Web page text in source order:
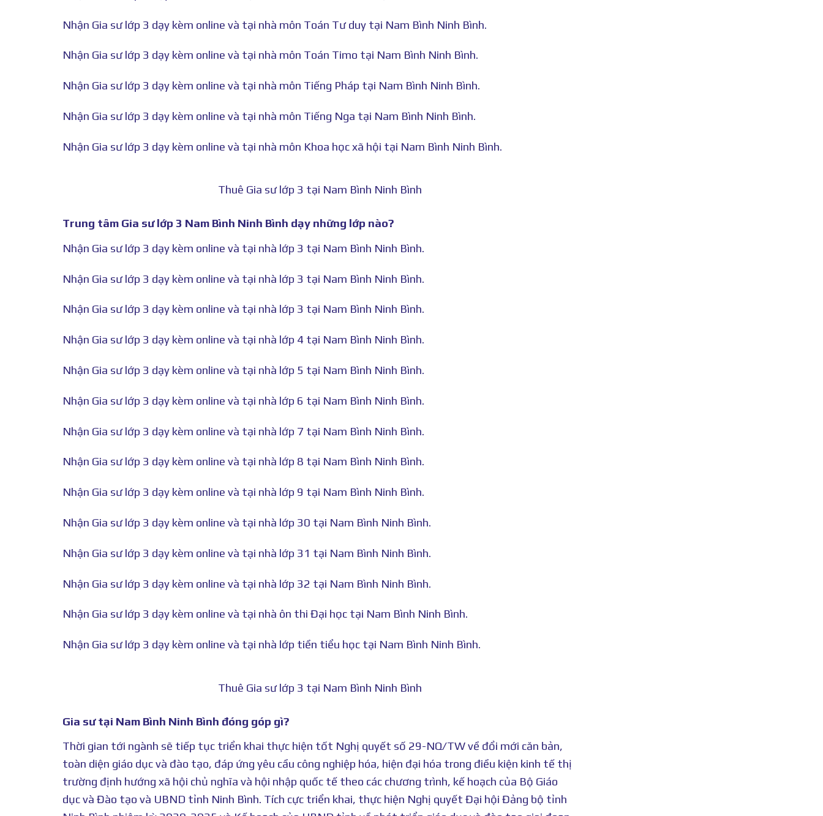
Nhận Gia sư lớp 3 dạy kèm online và tại nhà môn Toán Tư duy tại Nam Bình Ninh Bình.
Nhận Gia sư lớp 3 dạy kèm online và tại nhà môn Toán Timo tại Nam Bình Ninh Bình.
Nhận Gia sư lớp 3 dạy kèm online và tại nhà môn Tiếng Pháp tại Nam Bình Ninh Bình.
Nhận Gia sư lớp 3 dạy kèm online và tại nhà môn Tiếng Nga tại Nam Bình Ninh Bình.
Nhận Gia sư lớp 3 dạy kèm online và tại nhà môn Khoa học xã hội tại Nam Bình Ninh Bình.
Thuê Gia sư lớp 3 tại Nam Bình Ninh Bình
Trung tâm Gia sư lớp 3 Nam Bình Ninh Bình dạy những lớp nào?
Nhận Gia sư lớp 3 dạy kèm online và tại nhà lớp 3 tại Nam Bình Ninh Bình.
Nhận Gia sư lớp 3 dạy kèm online và tại nhà lớp 3 tại Nam Bình Ninh Bình.
Nhận Gia sư lớp 3 dạy kèm online và tại nhà lớp 3 tại Nam Bình Ninh Bình.
Nhận Gia sư lớp 3 dạy kèm online và tại nhà lớp 4 tại Nam Bình Ninh Bình.
Nhận Gia sư lớp 3 dạy kèm online và tại nhà lớp 5 tại Nam Bình Ninh Bình.
Nhận Gia sư lớp 3 dạy kèm online và tại nhà lớp 6 tại Nam Bình Ninh Bình.
Nhận Gia sư lớp 3 dạy kèm online và tại nhà lớp 7 tại Nam Bình Ninh Bình.
Nhận Gia sư lớp 3 dạy kèm online và tại nhà lớp 8 tại Nam Bình Ninh Bình.
Nhận Gia sư lớp 3 dạy kèm online và tại nhà lớp 9 tại Nam Bình Ninh Bình.
Nhận Gia sư lớp 3 dạy kèm online và tại nhà lớp 30 tại Nam Bình Ninh Bình.
Nhận Gia sư lớp 3 dạy kèm online và tại nhà lớp 31 tại Nam Bình Ninh Bình.
Nhận Gia sư lớp 3 dạy kèm online và tại nhà lớp 32 tại Nam Bình Ninh Bình.
Nhận Gia sư lớp 3 dạy kèm online và tại nhà ôn thi Đại học tại Nam Bình Ninh Bình.
Nhận Gia sư lớp 3 dạy kèm online và tại nhà lớp tiền tiểu học tại Nam Bình Ninh Bình.
Thuê Gia sư lớp 3 tại Nam Bình Ninh Bình
Gia sư tại Nam Bình Ninh Bình đóng góp gì?
Thời gian tới ngành sẽ tiếp tục triển khai thực hiện tốt Nghị quyết số 29-NQ/TW về đổi mới căn bản,
toàn diện giáo dục và đào tạo, đáp ứng yêu cầu công nghiệp hóa, hiện đại hóa trong điều kiện kinh tế thị
trường định hướng xã hội chủ nghĩa và hội nhập quốc tế theo các chương trình, kế hoạch của Bộ Giáo
dục và Đào tạo và UBND tỉnh Ninh Bình. Tích cực triển khai, thực hiện Nghị quyết Đại hội Đảng bộ tỉnh